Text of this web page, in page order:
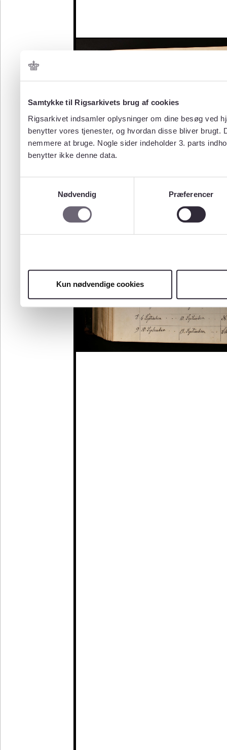
Samtykke til Rigsarkivets brug af cookies
Rigsarkivet indsamler oplysninger om dine besøg ved
benytter vores tjenester, og hvordan disse bliver
nemmere at bruge. Nogle sider indeholder 3. parts
benytter ikke denne data.
Nødvendig
Præferencer
Kun nødvendige cookies